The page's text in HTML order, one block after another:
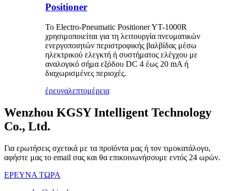
Positioner
Το Electro-Pneumatic Positioner YT-1000R
χρησιμοποιείται για τη λειτουργία πνευματικών
ενεργοποιητών περιστροφικής βαλβίδας μέσω
ηλεκτρικού ελεγκτή ή συστήματος ελέγχου με
αναλογικό σήμα εξόδου DC 4 έως 20 mA ή
διαχωρισμένες περιοχές.
έρευναλεπτομέρεια
Wenzhou KGSY Intelligent Technology
Co., Ltd.
Για ερωτήσεις σχετικά με τα προϊόντα μας ή τον τιμοκατάλογο,
αφήστε μας το email σας και θα επικοινωνήσουμε εντός 24 ωρών.
ΕΡΕΥΝΑ ΤΩΡΑ